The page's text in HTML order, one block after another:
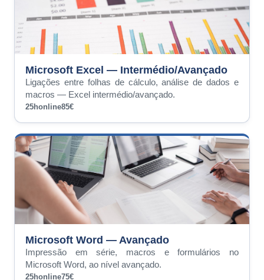
Microsoft Excel — Intermédio/Avançado
Ligações entre folhas de cálculo, análise de dados e
macros — Excel intermédio/avançado.
25honline85€
Microsoft Word — Avançado
Impressão em série, macros e formulários no
Microsoft Word, ao nível avançado.
25honline75€